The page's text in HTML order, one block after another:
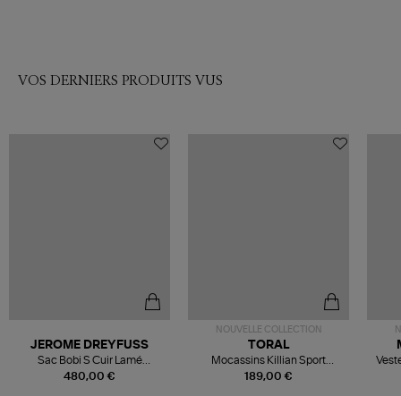
VOS DERNIERS PRODUITS VUS
480,00 €
JEROME DREYFUSS
Sac Bobi S Cuir Lamé
Champagne
NOUVELLE COLLECTION
189,00 €
TORAL
Mocassins Killian Sport
Mousse